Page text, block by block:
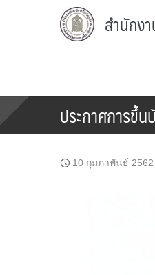
สำนักง
ประกาศการขึ้
10 กุมภาพันธ์ 2562